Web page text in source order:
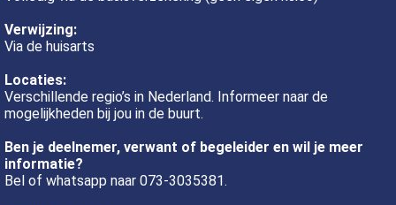
Verwijzing:
Via de huisarts
Locaties:
Verschillende regio’s in Nederland. Informeer naar de
mogelijkheden bij jou in de buurt.
Ben je deelnemer, verwant of begeleider en wil je meer
informatie?
Bel of whatsapp naar 073-3035381.